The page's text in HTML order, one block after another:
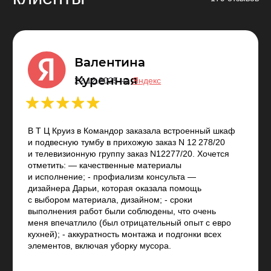
Смотреть все отзывы